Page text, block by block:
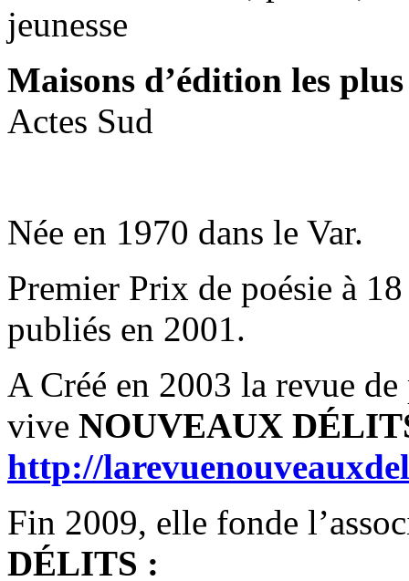
jeunesse
Maisons d’édition les
Actes Sud
Née en 1970 dans le Var.
Premier Prix de poésie à
publiés en 2001.
A Créé en 2003 la revue de
vive NOUVEAUX
http://
Fin 2009, elle fonde
DÉLITS :